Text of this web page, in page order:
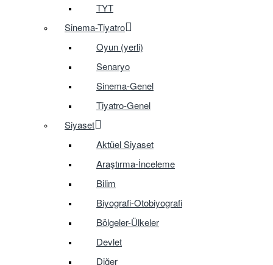
TYT
Sinema-Tiyatro
Oyun (yerli)
Senaryo
Sinema-Genel
Tiyatro-Genel
Siyaset
Aktüel Siyaset
Araştırma-İnceleme
Bilim
Biyografi-Otobiyografi
Bölgeler-Ülkeler
Devlet
Diğer